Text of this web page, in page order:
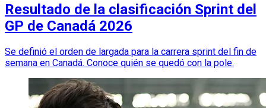
Resultado de la clasificación Sprint del
GP de Canadá 2026
Se definió el orden de largada para la carrera sprint del fin de
semana en Canadá. Conoce quién se quedó con la pole.